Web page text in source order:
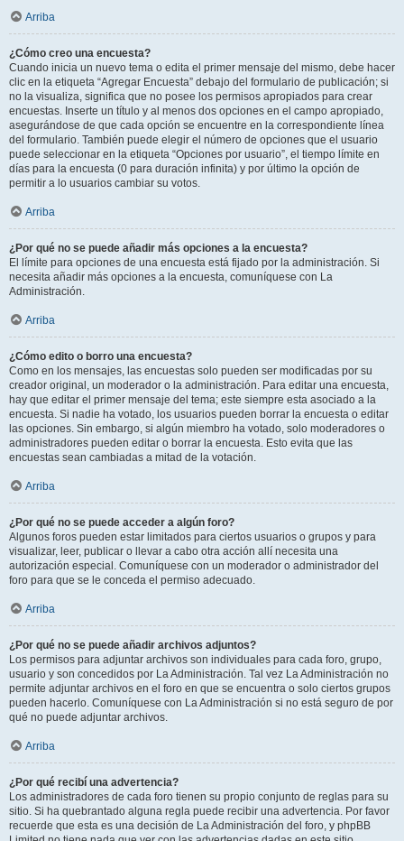
Arriba
¿Cómo creo una encuesta?
Cuando inicia un nuevo tema o edita el primer mensaje del mismo, debe hacer
clic en la etiqueta “Agregar Encuesta” debajo del formulario de publicación; si
no la visualiza, significa que no posee los permisos apropiados para crear
encuestas. Inserte un título y al menos dos opciones en el campo apropiado,
asegurándose de que cada opción se encuentre en la correspondiente línea
del formulario. También puede elegir el número de opciones que el usuario
puede seleccionar en la etiqueta “Opciones por usuario”, el tiempo límite en
días para la encuesta (0 para duración infinita) y por último la opción de
permitir a lo usuarios cambiar su votos.
Arriba
¿Por qué no se puede añadir más opciones a la encuesta?
El límite para opciones de una encuesta está fijado por la administración. Si
necesita añadir más opciones a la encuesta, comuníquese con La
Administración.
Arriba
¿Cómo edito o borro una encuesta?
Como en los mensajes, las encuestas solo pueden ser modificadas por su
creador original, un moderador o la administración. Para editar una encuesta,
hay que editar el primer mensaje del tema; este siempre esta asociado a la
encuesta. Si nadie ha votado, los usuarios pueden borrar la encuesta o editar
las opciones. Sin embargo, si algún miembro ha votado, solo moderadores o
administradores pueden editar o borrar la encuesta. Esto evita que las
encuestas sean cambiadas a mitad de la votación.
Arriba
¿Por qué no se puede acceder a algún foro?
Algunos foros pueden estar limitados para ciertos usuarios o grupos y para
visualizar, leer, publicar o llevar a cabo otra acción allí necesita una
autorización especial. Comuníquese con un moderador o administrador del
foro para que se le conceda el permiso adecuado.
Arriba
¿Por qué no se puede añadir archivos adjuntos?
Los permisos para adjuntar archivos son individuales para cada foro, grupo,
usuario y son concedidos por La Administración. Tal vez La Administración no
permite adjuntar archivos en el foro en que se encuentra o solo ciertos grupos
pueden hacerlo. Comuníquese con La Administración si no está seguro de por
qué no puede adjuntar archivos.
Arriba
¿Por qué recibí una advertencia?
Los administradores de cada foro tienen su propio conjunto de reglas para su
sitio. Si ha quebrantado alguna regla puede recibir una advertencia. Por favor
recuerde que esta es una decisión de La Administración del foro, y phpBB